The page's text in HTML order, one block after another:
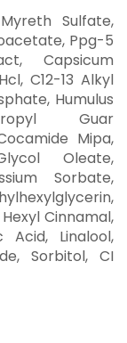
Sulfate,
Ppg-5
Capsicum
C12-13 Alkyl
Humulus
Guar
Mipa,
Oleate,
Sorbate,
Cinnamal,
Acid, Linalool,
Sorbitol, CI